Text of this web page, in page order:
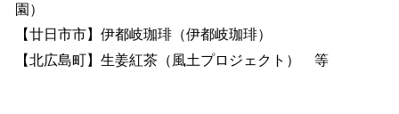
園）
【廿日市市】伊都岐珈琲（伊都岐珈琲）
【北広島町】生姜紅茶（風土プロジェクト） 等